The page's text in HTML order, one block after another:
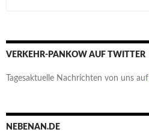
VERKEHR-PANKOW AUF TWITTER
Tagesaktuelle Nachrichten von uns auf
NEBENAN.DE